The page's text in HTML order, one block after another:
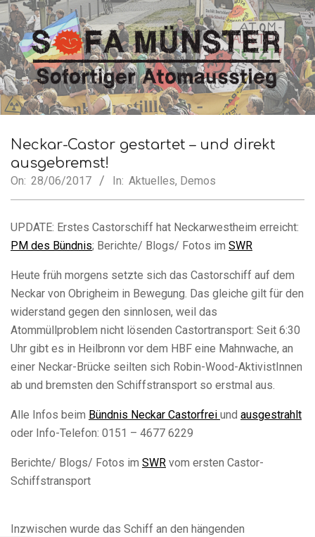
Skip
to
content
SofA
Münster
Navigation
Menu
Neckar-Castor gestartet – und direkt
ausgebremst!
On: 28/06/2017 In: Aktuelles, Demos
UPDATE: Erstes Castorschiff hat Neckarwestheim erreicht:
PM des Bündnis; Berichte/ Blogs/ Fotos im SWR
Heute früh morgens setzte sich das Castorschiff auf dem
Neckar von Obrigheim in Bewegung. Das gleiche gilt für den
widerstand gegen den sinnlosen, weil das
Atommüllproblem nicht lösenden Castortransport: Seit 6:30
Uhr gibt es in Heilbronn vor dem HBF eine Mahnwache, an
einer Neckar-Brücke seilten sich Robin-Wood-AktivistInnen
ab und bremsten den Schiffstransport so erstmal aus.
Alle Infos beim Bündnis Neckar Castorfrei und ausgestrahlt
oder Info-Telefon: 0151 – 4677 6229
Berichte/ Blogs/ Fotos im SWR vom ersten Castor-
Schiffstransport
Inzwischen wurde das Schiff an den hängenden